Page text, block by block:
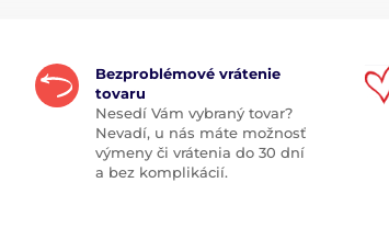
Bezproblémové vrátenie
tovaru
Nesedí Vám vybraný tovar?
Nevadí, u nás máte možnosť
výmeny či vrátenia do 30 dní
a bez komplikácií.